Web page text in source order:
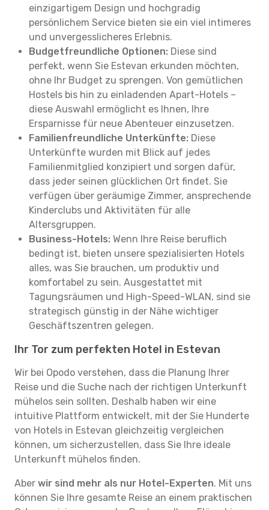
einzigartigem Design und hochgradig
persönlichem Service bieten sie ein viel intimeres
und unvergesslicheres Erlebnis.
Budgetfreundliche Optionen: Diese sind
perfekt, wenn Sie Estevan erkunden möchten,
ohne Ihr Budget zu sprengen. Von gemütlichen
Hostels bis hin zu einladenden Apart-Hotels –
diese Auswahl ermöglicht es Ihnen, Ihre
Ersparnisse für neue Abenteuer einzusetzen.
Familienfreundliche Unterkünfte: Diese
Unterkünfte wurden mit Blick auf jedes
Familienmitglied konzipiert und sorgen dafür,
dass jeder seinen glücklichen Ort findet. Sie
verfügen über geräumige Zimmer, ansprechende
Kinderclubs und Aktivitäten für alle
Altersgruppen.
Business-Hotels: Wenn Ihre Reise beruflich
bedingt ist, bieten unsere spezialisierten Hotels
alles, was Sie brauchen, um produktiv und
komfortabel zu sein. Ausgestattet mit
Tagungsräumen und High-Speed-WLAN, sind sie
strategisch günstig in der Nähe wichtiger
Geschäftszentren gelegen.
Ihr Tor zum perfekten Hotel in Estevan
Wir bei Opodo verstehen, dass die Planung Ihrer
Reise und die Suche nach der richtigen Unterkunft
mühelos sein sollten. Deshalb haben wir eine
intuitive Plattform entwickelt, mit der Sie Hunderte
von Hotels in Estevan gleichzeitig vergleichen
können, um sicherzustellen, dass Sie Ihre ideale
Unterkunft mühelos finden.
Aber wir sind mehr als nur Hotel-Experten. Mit uns
können Sie Ihre gesamte Reise an einem praktischen